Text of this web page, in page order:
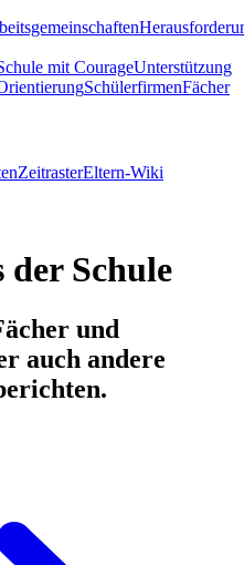
mit CourageUnterstützung
SchülerfirmenFächer
ZeitrasterEltern-Wiki
der Schule
und
auch andere